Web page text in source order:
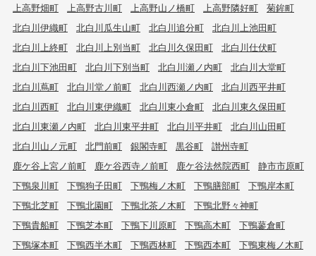
上高野畑町
上高野古川町 上高野山ノ橋町 上高野隣好町
菊鉾町
北白川伊織町
北白川瓜生山町 北白川追分町
北白川上池田町
北白川上終町
北白川上別当町 北白川久保田町
北白川仕伏町
北白川下池田町
北白川下別当町 北白川瀬ノ内町
北白川大堂町
北白川蔦町
北白川堂ノ前町 北白川西瀬ノ内町
北白川西平井町
北白川西町
北白川東伊織町 北白川東小倉町
北白川東久保田町
北白川東瀬ノ内町
北白川東平井町 北白川平井町
北白川山田町
北白川山ノ元町
北門前町 銀閣寺町 黒谷町
讃州寺町
鹿ケ谷上宮ノ前町
鹿ケ谷西寺ノ前町 鹿ケ谷法然院西町
静市市原町
下鴨泉川町
下鴨狗子田町 下鴨梅ノ木町 下鴨膳部町
下鴨岸本町
下鴨北芝町
下鴨北園町 下鴨北茶ノ木町
下鴨北野々神町
下鴨貴船町
下鴨芝本町 下鴨下川原町 下鴨高木町
下鴨蓼倉町
下鴨塚本町
下鴨西半木町 下鴨西林町 下鴨西本町
下鴨東梅ノ木町